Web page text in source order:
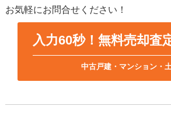
お気軽にお問合せください！
入力60秒！無料売却査
中古戸建・マンション・